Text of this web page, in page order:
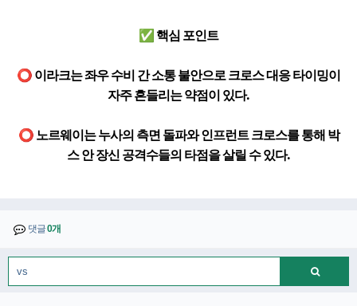
✅ 핵심 포인트
⭕ 이라크는 좌우 수비 간 소통 불안으로 크로스 대응 타이밍이
자주 흔들리는 약점이 있다.
⭕ 노르웨이는 누사의 측면 돌파와 인프런트 크로스를 통해 박
스 안 장신 공격수들의 타점을 살릴 수 있다.
댓글0개